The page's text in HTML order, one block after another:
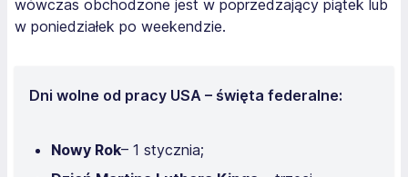
wówczas obchodzone jest w poprzedzający piątek lub
w poniedziałek po weekendzie.
Dni wolne od pracy USA – święta federalne:
Nowy Rok– 1 stycznia;